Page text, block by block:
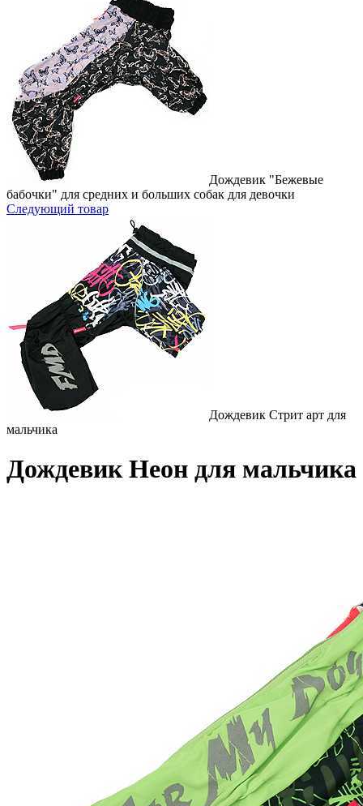
Дождевик "Бежевые
бабочки" для средних и больших собак для девочки
Следующий товар
Дождевик Стрит арт для
мальчика
Дождевик Неон для мальчика